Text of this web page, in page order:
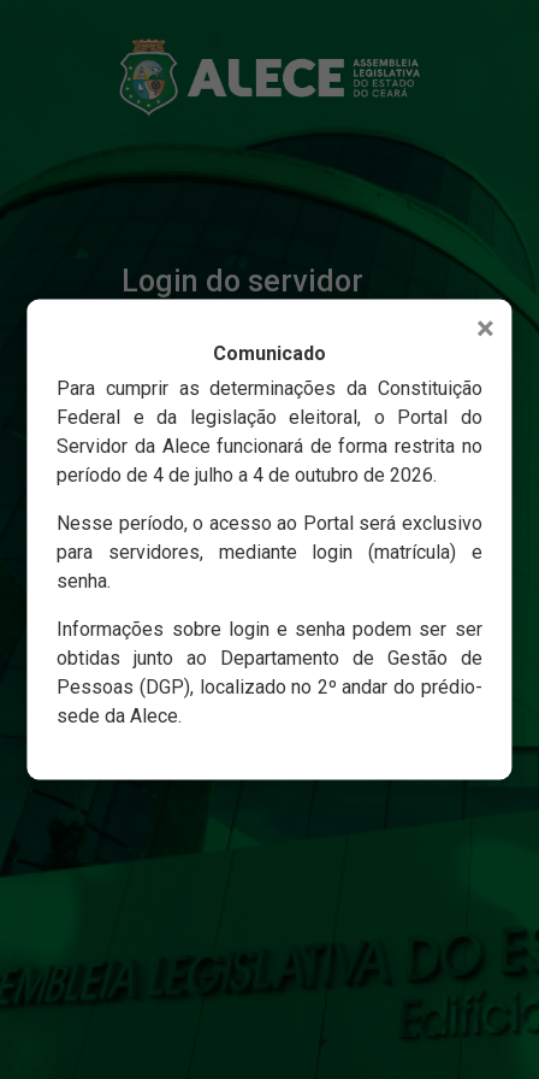
Login do servidor
Senha
Esqueci minha senha
×
Comunicado
Para cumprir as determinações da Constituição
Federal e da legislação eleitoral, o Portal do
Servidor da Alece funcionará de forma restrita no
período de 4 de julho a 4 de outubro de 2026.
Nesse período, o acesso ao Portal será exclusivo
para servidores, mediante login (matrícula) e
senha.
Informações sobre login e senha podem ser ser
obtidas junto ao Departamento de Gestão de
Pessoas (DGP), localizado no 2º andar do prédio-
sede da Alece.